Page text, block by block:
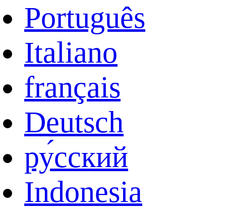
Português
Italiano
français
Deutsch
ру́сский
Indonesia